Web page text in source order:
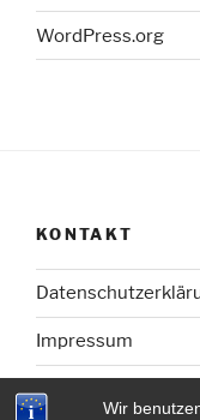
Wir
WordPress.org
KONTAKT
Impressum